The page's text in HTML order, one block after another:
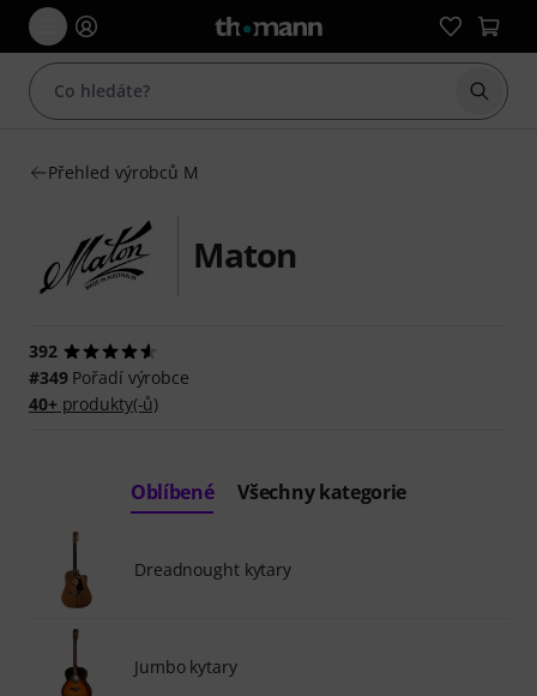
Začít
Přehled výrobců M
Maton
392
#349Pořadí výrobce
40+produkty(-ů)
Oblíbené Všechny kategorie
Dreadnought kytary
Jumbo kytary